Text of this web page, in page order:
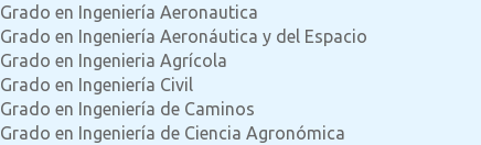
Grado en Ingeniería Aeronautica
Grado en Ingeniería Aeronáutica y del Espacio
Grado en Ingenieria Agrícola
Grado en Ingeniería Civil
Grado en Ingeniería de Caminos
Grado en Ingeniería de Ciencia Agronómica